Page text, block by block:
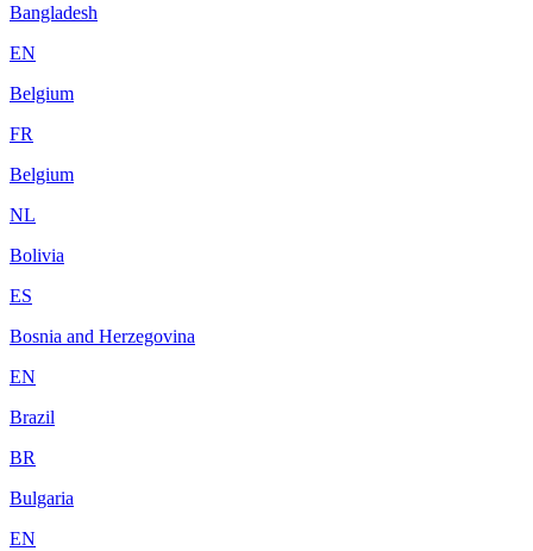
Bangladesh
EN
Belgium
FR
Belgium
NL
Bolivia
ES
Bosnia and Herzegovina
EN
Brazil
BR
Bulgaria
EN